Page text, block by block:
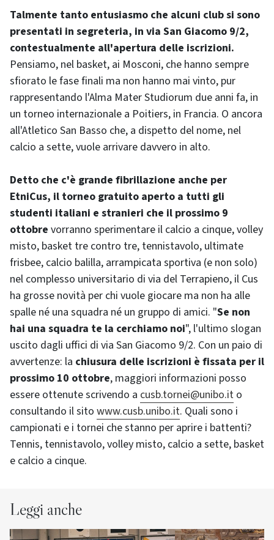
Talmente tanto entusiasmo che alcuni club si sono
presentati in segreteria, in via San Giacomo 9/2,
contestualmente all'apertura delle iscrizioni.
Pensiamo, nel basket, ai Mosconi, che hanno sempre
sfiorato le fase finali ma non hanno mai vinto, pur
rappresentando l'Alma Mater Studiorum due anni fa, in
un torneo internazionale a Poitiers, in Francia. O ancora
all'Atletico San Basso che, a dispetto del nome, nel
calcio a sette, vuole arrivare davvero in alto.
Detto che c'è grande fibrillazione anche per
EtniCus, il torneo gratuito aperto a tutti gli
studenti italiani e stranieri che il prossimo 9
ottobre vorranno sperimentare il calcio a cinque, volley
misto, basket tre contro tre, tennistavolo, ultimate
frisbee, calcio balilla, arrampicata sportiva (e non solo)
nel complesso universitario di via del Terrapieno, il Cus
ha grosse novità per chi vuole giocare ma non ha alle
spalle né una squadra né un gruppo di amici. "Se non
hai una squadra te la cerchiamo noi", l'ultimo slogan
uscito dagli uffici di via San Giacomo 9/2. Con un paio di
avvertenze: la chiusura delle iscrizioni è fissata per il
prossimo 10 ottobre, maggiori informazioni posso
essere ottenute scrivendo a cusb.tornei@unibo.it o
consultando il sito www.cusb.unibo.it. Quali sono i
campionati e i tornei che stanno per aprire i battenti?
Tennis, tennistavolo, volley misto, calcio a sette, basket
e calcio a cinque.
Leggi anche